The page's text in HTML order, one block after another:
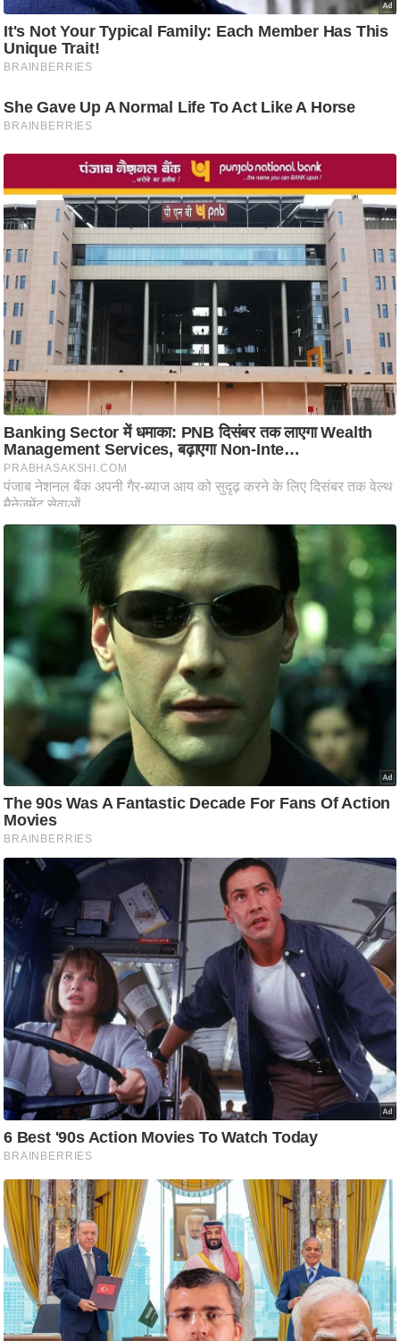
g
N
e
s
ला
इ
स्टा
इ
ल
टे
क्नॉ
लॉ
जी
ब्यू
टी
/
फै
श
न
स्खे
प
र्य
ट
न
फि
ट
ने
स
त्रा
रि
श
शि
प
रा
ज
नी
ति
वि
श्ले
ष
ण
स
म
सा
म